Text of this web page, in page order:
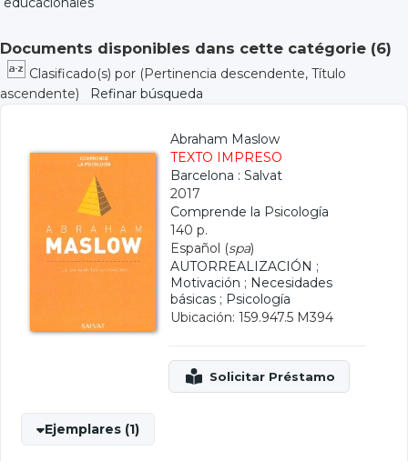
Documents disponibles dans cette catégorie (6)
Clasificado(s) por (Pertinencia descendente, Título
ascendente)
Refinar búsqueda
Abraham Maslow
TEXTO IMPRESO
Barcelona : Salvat
2017
Comprende la Psicología
140 p.
Español (spa)
AUTORREALIZACIÓN ;
Motivación ; Necesidades
básicas ; Psicología
Ubicación: 159.947.5 M394
Ejemplares (1)